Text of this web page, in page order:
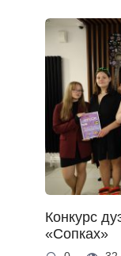
Конкурс
«Сопках»